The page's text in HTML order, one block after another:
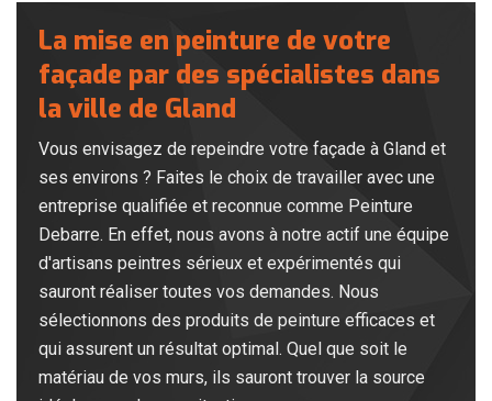
La mise en peinture de votre
façade par des spécialistes dans
la ville de Gland
Vous envisagez de repeindre votre façade à Gland et
ses environs ? Faites le choix de travailler avec une
entreprise qualifiée et reconnue comme Peinture
Debarre. En effet, nous avons à notre actif une équipe
d'artisans peintres sérieux et expérimentés qui
sauront réaliser toutes vos demandes. Nous
sélectionnons des produits de peinture efficaces et
qui assurent un résultat optimal. Quel que soit le
matériau de vos murs, ils sauront trouver la source